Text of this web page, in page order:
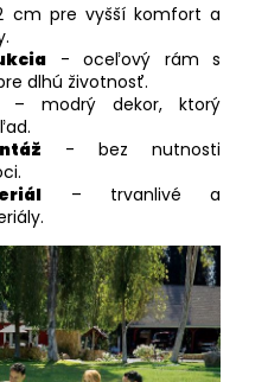
cm pre vyšší komfort a
- oceľový rám s
dlhú životnosť.
– modrý dekor, ktorý
- bez nutnosti
– trvanlivé a